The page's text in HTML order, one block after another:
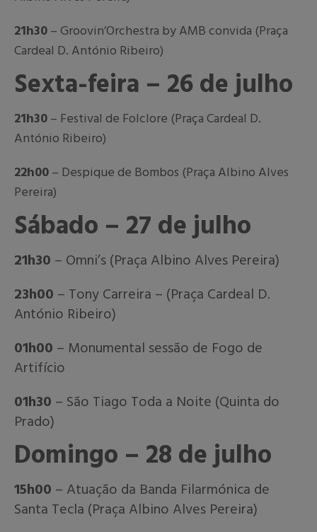
21h30– Groovin’Orchestra by AMB convida (Praça
Cardeal D. António Ribeiro)
Sexta-feira – 26 de julho
21h30– Festival de Folclore (Praça Cardeal D.
António Ribeiro)
22h00– Despique de Bombos (Praça Albino Alves
Pereira)
Sábado – 27 de julho
21h30 – Omni’s (Praça Albino Alves Pereira)
23h00 – Tony Carreira – (Praça Cardeal D.
António Ribeiro)
01h00 – Monumental sessão de Fogo de
Artifício
01h30 – São Tiago Toda a Noite (Quinta do
Prado)
Domingo – 28 de julho
15h00 – Atuação da Banda Filarmónica de
Santa Tecla (Praça Albino Alves Pereira)